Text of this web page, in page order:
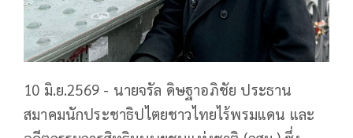
10 มิ.ย.2569 - นายจรัล ดิษฐาอภิชัย ประธาน
สมาคมนักประชาธิปไตยชาวไทยไร้พรมแดน และ